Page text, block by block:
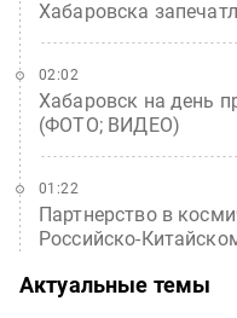
Хабаровска
Хабаровск на день
(ФОТО; ВИДЕО)
02:02
Партнерство в
Российско-
01:22
Актуальные темы